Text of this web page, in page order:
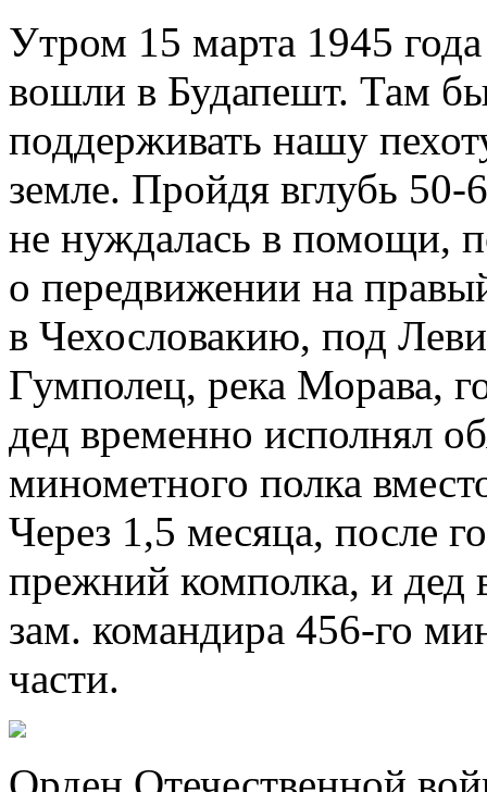
Утром 15 марта 1945
вошли в Будапешт. Там
поддерживать нашу
земле. Пройдя вглубь 50-
не нуждалась в помощи,
о передвижении на
в Чехословакию, под
Гумполец, река Морава,
дед временно исполнял
минометного полка
Через 1,5 месяца, после
прежний комполка, и дед
зам. командира 456-го
части.